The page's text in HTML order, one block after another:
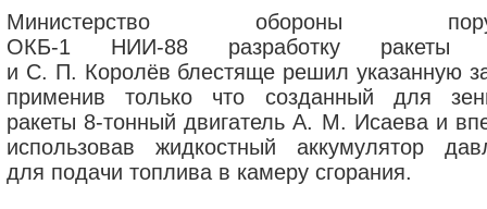
Министерство обороны
ОКБ-1 НИИ-88 разработку ракеты
и С. П. Королёв блестяще решил указанную
применив только что созданный для
ракеты 8-тонный двигатель А. М. Исаева и
использовав жидкостный аккумулятор
для подачи топлива в камеру сгорания.